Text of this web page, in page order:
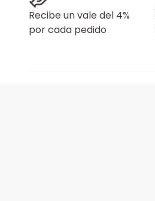
Recibe un vale del 4%
por cada pedido